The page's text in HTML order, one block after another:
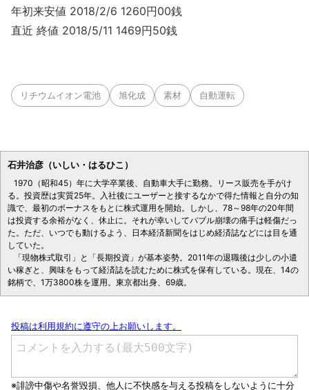
年初来安値 2018/2/6 1260円00銭
直近 終値 2018/5/11 1469円50銭
リチウムイオン電池 旭化成 素材 自動運転
石井治彦（いしい・はるひこ）
1970（昭和45）年に大学卒業後、自動車大手に勤務。リース販売を手がけ
る。投資歴は実質25年。入社後にユーザーと接するなかで得た情報と自分の知
識で、最初のボーナスをもとに株式運用を開始。しかし、78～98年の20年間
は投資する余裕がなく、休止に。それが幸いしてバブル崩壊の痛手は軽傷だっ
た。ただ、いつでも動けるよう、日本経済新聞をはじめ経済誌などには目を通
していた。
「現物株式取引」と「長期投資」が基本姿勢。2011年の退職後は少しの小遣
い稼ぎと、興味をもって経済誌を読むために株式を保有している。現在、14の
銘柄で、1万3800株を運用。東京都出身、69歳。